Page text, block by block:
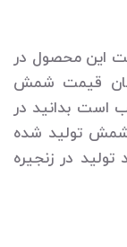
این محصول در
و هم‌سان قیمت شمش
است. جالب است بدانید در
شمش تولید شده
در زنجیره